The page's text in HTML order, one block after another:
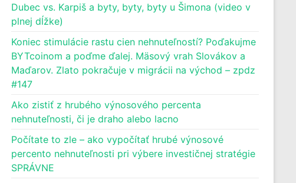
Dubec vs. Karpiš a byty, byty, byty u Šimona (video v
plnej dĺžke)
Koniec stimulácie rastu cien nehnuteľností? Poďakujme
BYTcoinom a poďme ďalej. Mäsový vrah Slovákov a
Maďarov. Zlato pokračuje v migrácii na východ – zpdz
#147
Ako zistiť z hrubého výnosového percenta
nehnuteľnosti, či je draho alebo lacno
Počítate to zle – ako vypočítať hrubé výnosové
percento nehnuteľnosti pri výbere investičnej stratégie
SPRÁVNE